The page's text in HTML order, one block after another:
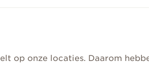
op onze locaties. Daarom